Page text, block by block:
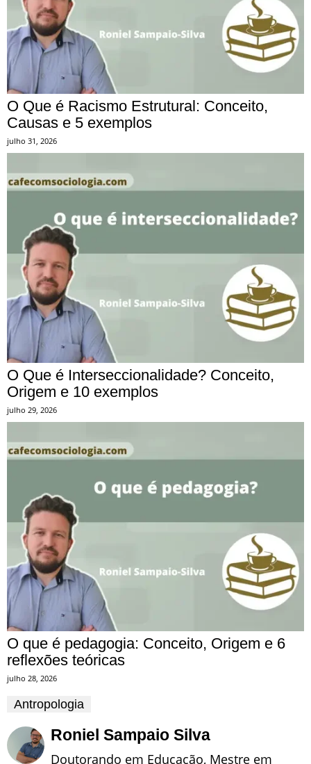
O Que é Racismo Estrutural: Conceito,
Causas e 5 exemplos
julho 31, 2026
O Que é Interseccionalidade? Conceito,
Origem e 10 exemplos
julho 29, 2026
O que é pedagogia: Conceito, Origem e 6
reflexões teóricas
julho 28, 2026
Antropologia
Roniel Sampaio Silva
Doutorando em Educação, Mestre em